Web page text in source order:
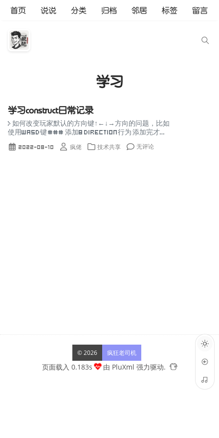
首页 说说 分类 归档 邻居 标签 留言
学习
学习construct日常记录
> 如何改变玩家默认的方向键↑←↓→方向的问题，比如
使用WASD键 ### 添加8 Direction行为 添加完才会
动起来 ### 取消默认的用↑←↓→键控制方向 这步很
重要 ![](http...
2022-08-10 疯佬 技术共享 无评论
© 2026 疯狂老司机
页面载入 0.183s 由 PluXml 强力驱动.